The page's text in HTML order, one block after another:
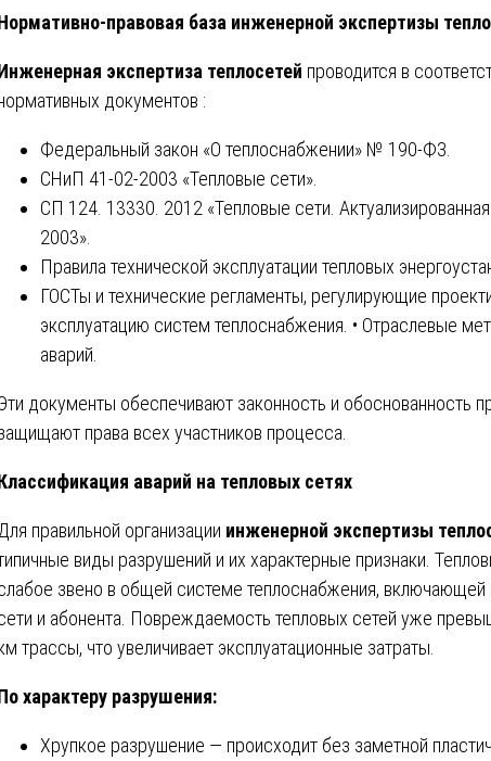
правовая база инженерной экспертизы
экспертиза теплосетей проводится в
документов :
Федеральный закон «О теплоснабжении» № 190-ФЗ.
СНиП 41-02-2003 «Тепловые сети».
СП 124. 13330. 2012 «Тепловые сети.
2003».
Правила технической эксплуатации тепловых
ГОСТы и технические регламенты, регулирующие
эксплуатацию систем теплоснабжения. • Отраслевые
аварий.
документы обеспечивают законность и обоснованность
права всех участников процесса.
аварий на тепловых сетях
Для правильной организации инженерной экспертизы
виды разрушений и их характерные признаки.
звено в общей системе теплоснабжения, включающей
и абонента. Повреждаемость тепловых сетей уже
трассы, что увеличивает эксплуатационные затраты.
характеру разрушения:
Хрупкое разрушение — происходит без заметной